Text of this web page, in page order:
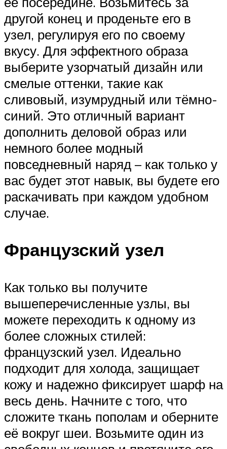
другой конец и проденьте его в
узел, регулируя его по своему
вкусу. Для эффектного образа
выберите узорчатый дизайн или
смелые оттенки, такие как
сливовый, изумрудный или тёмно-
синий. Это отличный вариант
дополнить деловой образ или
немного более модный
повседневный наряд – как только у
вас будет этот навык, вы будете его
раскачивать при каждом удобном
случае.
Французский узел
Как только вы получите
вышеперечисленные узлы, вы
можете переходить к одному из
более сложных стилей:
французский узел. Идеально
подходит для холода, защищает
кожу и надежно фиксирует шарф на
весь день. Начните с того, что
сложите ткань пополам и оберните
её вокруг шеи. Возьмите один из